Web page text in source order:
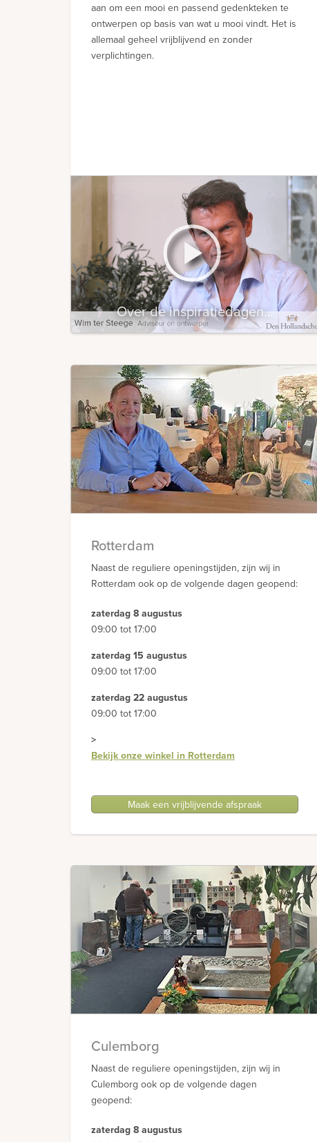
aan om een mooi en passend gedenkteken te
ontwerpen op basis van wat u mooi vindt. Het is
allemaal geheel vrijblijvend en zonder
verplichtingen.
Over de inspiratiedagen…
Rotterdam
Naast de reguliere openingstijden, zijn wij in
Rotterdam ook op de volgende dagen geopend:
zaterdag 8 augustus
09:00 tot 17:00
zaterdag 15 augustus
09:00 tot 17:00
zaterdag 22 augustus
09:00 tot 17:00
>
Bekijk onze winkel in Rotterdam
Maak een vrijblijvende afspraak
Culemborg
Naast de reguliere openingstijden, zijn wij in
Culemborg ook op de volgende dagen
geopend:
zaterdag 8 augustus